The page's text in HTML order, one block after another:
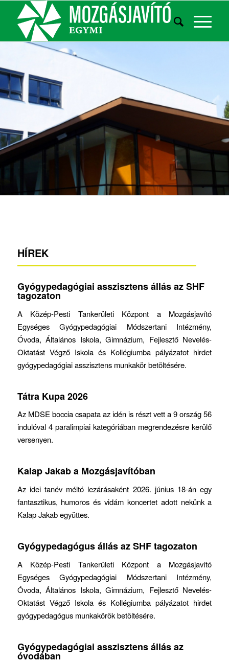
HÍREK
Gyógypedagógiai asszisztens állás az SHF
tagozaton
A Közép-Pesti Tankerületi Központ a Mozgásjavító
Egységes Gyógypedagógiai Módszertani Intézmény,
Óvoda, Általános Iskola, Gimnázium, Fejlesztő Nevelés-
Oktatást Végző Iskola és Kollégiumba pályázatot hirdet
gyógypedagógiai asszisztens munkakör betöltésére.
Tátra Kupa 2026
Az MDSE boccia csapata az idén is részt vett a 9 ország 56
indulóval 4 paralimpiai kategóriában megrendezésre kerülő
versenyen.
Kalap Jakab a Mozgásjavítóban
Az idei tanév méltó lezárásaként 2026. június 18-án egy
fantasztikus, humoros és vidám koncertet adott nekünk a
Kalap Jakab együttes.
Gyógypedagógus állás az SHF tagozaton
A Közép-Pesti Tankerületi Központ a Mozgásjavító
Egységes Gyógypedagógiai Módszertani Intézmény,
Óvoda, Általános Iskola, Gimnázium, Fejlesztő Nevelés-
Oktatást Végző Iskola és Kollégiumba pályázatot hirdet
gyógypedagógus munkakörök betöltésére.
Gyógypedagógiai asszisztens állás az
óvodában